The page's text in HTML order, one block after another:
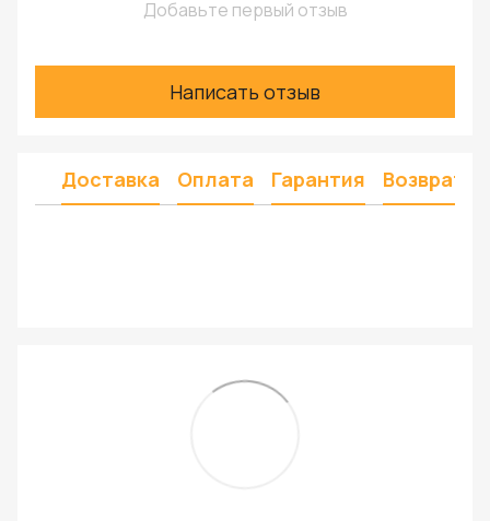
Добавьте первый отзыв
Написать отзыв
Доставка Оплата Гарантия Возврат